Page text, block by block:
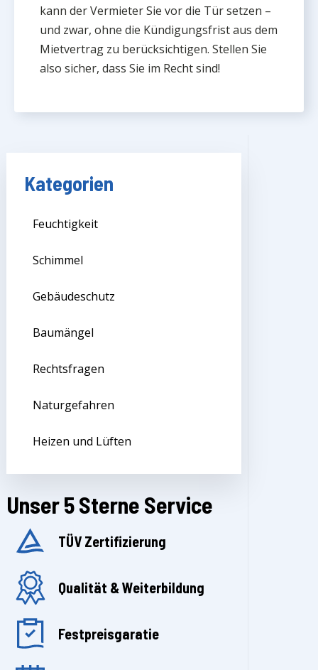
kann der Vermieter Sie vor die Tür setzen –
und zwar, ohne die Kündigungsfrist aus dem
Mietvertrag zu berücksichtigen. Stellen Sie
also sicher, dass Sie im Recht sind!
Kategorien
Feuchtigkeit
Schimmel
Gebäudeschutz
Baumängel
Rechtsfragen
Naturgefahren
Heizen und Lüften
Unser 5 Sterne Service
TÜV Zertifizierung
Qualität & Weiterbildung
Festpreisgaratie